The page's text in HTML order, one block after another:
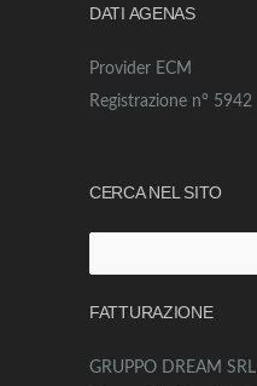
DATI AGENAS
Provider ECM
Registrazione n° 5942
CERCA NEL SITO
per:
FATTURAZIONE
GRUPPO DREAM SRL